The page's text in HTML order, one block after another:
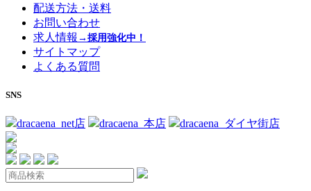
配送方法・送料
お問い合わせ
求人情報 →採用強化中！
サイトマップ
よくある質問
SNS
dracaena_net店 dracaena_本店 dracaena_ダイヤ街店